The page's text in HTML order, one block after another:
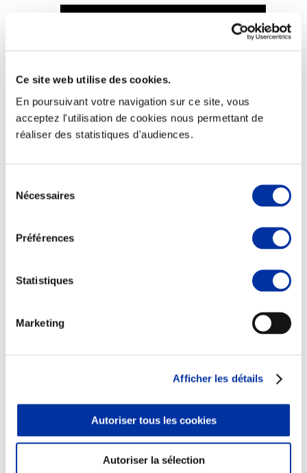
Ce site web utilise des cookies.
En poursuivant votre navigation sur ce site, vous
acceptez l'utilisation de cookies nous permettant de
réaliser des statistiques d'audiences.
Nécessaires
Préférences
Statistiques
Marketing
Afficher les détails
Autoriser tous les cookies
Autoriser la sélection
Viande et climat
Valorisation de l’herbe
Autonomie des élevages
Qualité air, eau, sols
Economie de ressources
Abattoir
Partenaire Climat